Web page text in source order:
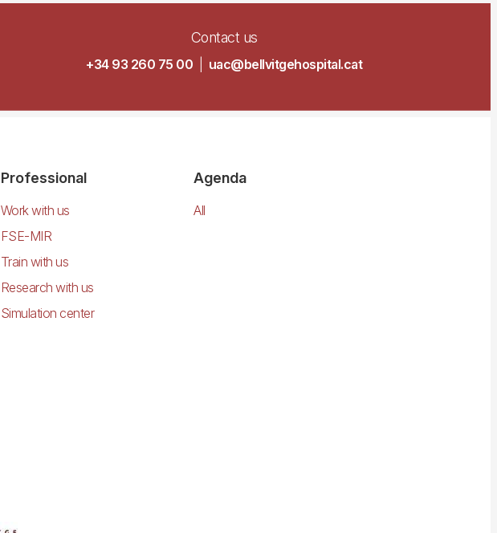
Contact us
+34 93 260 75 00 uac@bellvitgehospital.cat
Professional
Work with us
FSE-MIR
Train with us
Research with us
Simulation center
Agenda
All